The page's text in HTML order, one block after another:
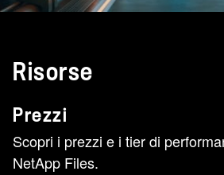
Risorse
Prezzi
Scopri i prezzi e i tier di
NetApp Files.